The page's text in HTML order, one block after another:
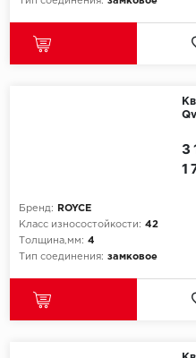
Бренд:
ROYCE
Класс износостойкости: 42
Толщина,мм: 4
Тип соединения: замковое
1
3